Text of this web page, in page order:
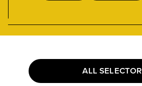
ALL SELECTOR